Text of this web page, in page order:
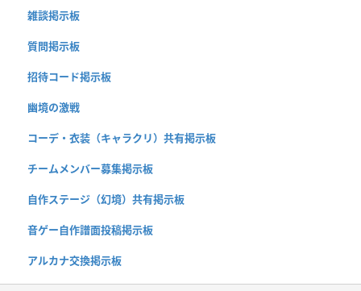
雑談掲示板
質問掲示板
招待コード掲示板
幽境の激戦
コーデ・衣装（キャラクリ）共有掲示板
チームメンバー募集掲示板
自作ステージ（幻境）共有掲示板
音ゲー自作譜面投稿掲示板
アルカナ交換掲示板